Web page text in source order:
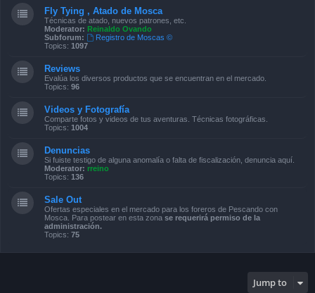
Fly Tying , Atado de Mosca
Técnicas de atado, nuevos patrones, etc.
Moderator: Reinaldo Ovando
Subforum:
Registro de Moscas ©
Topics: 1097
Reviews
Evalúa los diversos productos que se encuentran en el mercado.
Topics: 96
Videos y Fotografía
Comparte fotos y videos de tus aventuras. Técnicas fotográficas.
Topics: 1004
Denuncias
Si fuiste testigo de alguna anomalía o falta de fiscalización, denuncia aquí.
Moderator: rreino
Topics: 136
Sale Out
Ofertas especiales en el mercado para los foreros de Pescando con
Mosca. Para postear en esta zona se requerirá permiso de la
administración.
Topics: 75
Jump to